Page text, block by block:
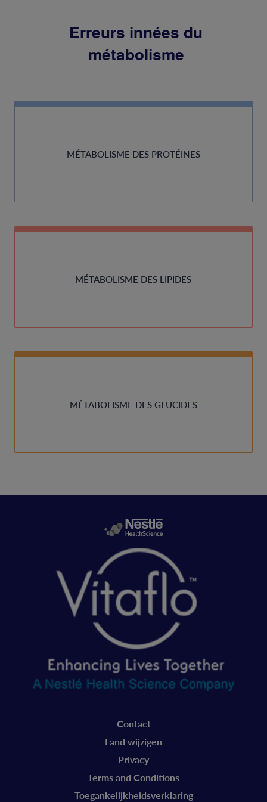
Erreurs innées du
métabolisme
MÉTABOLISME DES PROTÉINES
MÉTABOLISME DES LIPIDES
MÉTABOLISME DES GLUCIDES
Contact
Land wijzigen
Privacy
Terms and Conditions
Toegankelijkheidsverklaring